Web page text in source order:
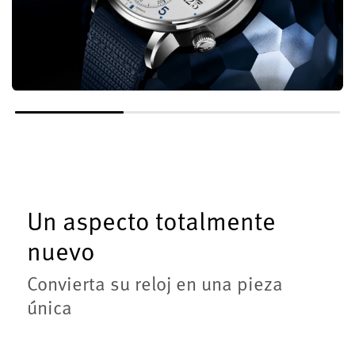
Un aspecto totalmente
nuevo
Convierta su reloj en una pieza
única